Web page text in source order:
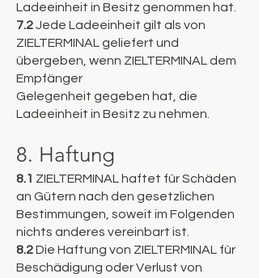
Ladeeinheit in Besitz genommen hat.
7.2Jede Ladeeinheit gilt als von
ZIELTERMINAL geliefert und
übergeben, wenn ZIELTERMINAL dem
Empfänger
Gelegenheit gegeben hat, die
Ladeeinheit in Besitz zu nehmen.
8. Haftung
8.1 ZIELTERMINAL haftet für Schäden
an Gütern nach den gesetzlichen
Bestimmungen, soweit im Folgenden
nichts anderes vereinbart ist.
8.2Die Haftung von ZIELTERMINAL für
Beschädigung oder Verlust von